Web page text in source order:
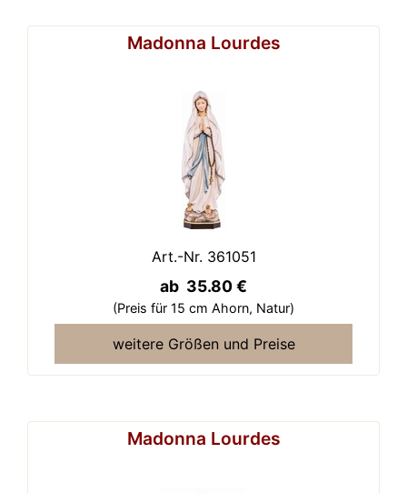
Madonna Lourdes
Art.-Nr. 361051
ab 35.80 €
(Preis für 15 cm Ahorn, Natur)
weitere Größen und Preise
Madonna Lourdes